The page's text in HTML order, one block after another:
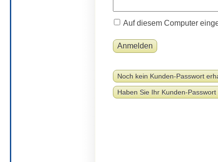
Auf diesem Computer
Noch kein Kunden-Passwort
Haben Sie Ihr Kunden-